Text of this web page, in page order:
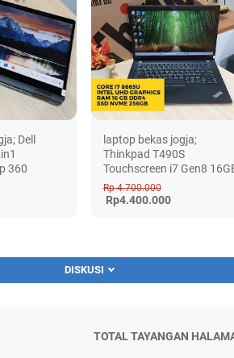
Dell
360
laptop bekas jogja;
Thinkpad T490S
Touchscreen i7 Gen8
Rp 4.700.000
Rp4.400.000
DISKUSI
TOTAL TAYANGAN